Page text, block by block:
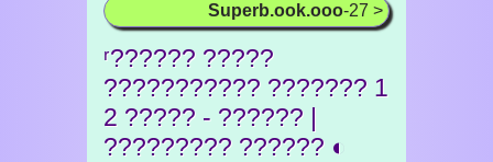
Superb.ook.ooo-27 >
ʳ?????? ?????
??????????? ??????? 1
2 ????? - ?????? |
????????? ?????? ◐